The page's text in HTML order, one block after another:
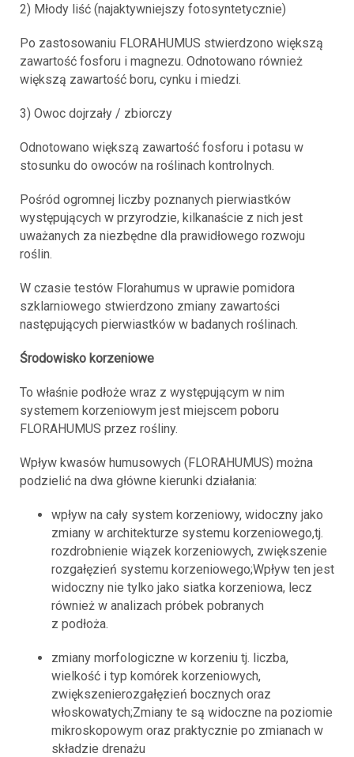
2) Młody liść (najaktywniejszy fotosyntetycznie)
Po zastosowaniu FLORAHUMUS stwierdzono większą
zawartość fosforu i magnezu. Odnotowano również
większą zawartość boru, cynku i miedzi.
3) Owoc dojrzały / zbiorczy
Odnotowano większą zawartość fosforu i potasu w
stosunku do owoców na roślinach kontrolnych.
Pośród ogromnej liczby poznanych pierwiastków
występujących w przyrodzie, kilkanaście z nich jest
uważanych za niezbędne dla prawidłowego rozwoju
roślin.
W czasie testów Florahumus w uprawie pomidora
szklarniowego stwierdzono zmiany zawartości
następujących pierwiastków w badanych roślinach.
Środowisko korzeniowe
To właśnie podłoże wraz z występującym w nim
systemem korzeniowym jest miejscem poboru
FLORAHUMUS przez rośliny.
Wpływ kwasów humusowych (FLORAHUMUS) można
podzielić na dwa główne kierunki działania:
wpływ na cały system korzeniowy, widoczny jako
zmiany w architekturze systemu korzeniowego,tj.
rozdrobnienie wiązek korzeniowych, zwiększenie
rozgałęzień systemu korzeniowego;Wpływ ten jest
widoczny nie tylko jako siatka korzeniowa, lecz
również w analizach próbek pobranych
z podłoża.
zmiany morfologiczne w korzeniu tj. liczba,
wielkość i typ komórek korzeniowych,
zwiększenierozgałęzień bocznych oraz
włoskowatych;Zmiany te są widoczne na poziomie
mikroskopowym oraz praktycznie po zmianach w
składzie drenażu